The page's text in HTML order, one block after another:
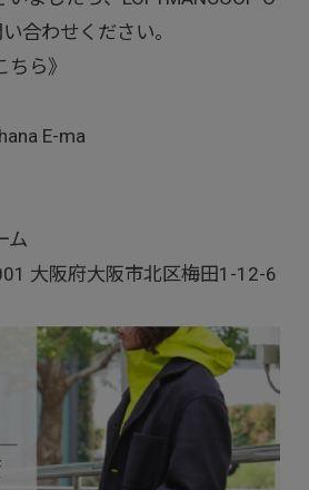
合わせください。
ちら》
E-ma
ム
大阪府大阪市北区梅田1-12-6